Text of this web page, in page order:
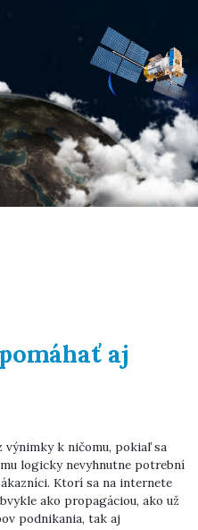
aj
k ničomu, pokiaľ sa
logicky nevyhnutne potrební
Ktorí sa na internete
ako propagáciou, ako už
podnikania, tak aj